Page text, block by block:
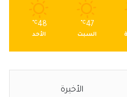
47
℃
السبت
48
℃
الأحد
الأخيرة